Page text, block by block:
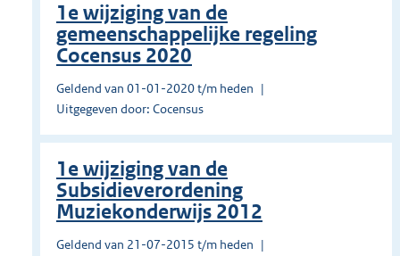
1e wijziging van de
gemeenschappelijke regeling
Cocensus 2020
Geldend van 01-01-2020 t/m heden
Uitgegeven door: Cocensus
1e wijziging van de
Subsidieverordening
Muziekonderwijs 2012
Geldend van 21-07-2015 t/m heden